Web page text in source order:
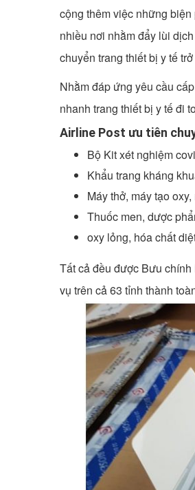
cộng thêm việc những
nhiều nơi nhằm đẩy lùi
chuyển trang thiết bị y tế
Nhằm đáp ứng yêu cầu
nhanh trang thiết bị y tế đi
Airline Post ưu tiên
Bộ Kit xét nghiệm
Khẩu trang kháng
Máy thở, máy tạo
Thuốc men, dược
oxy lỏng, hóa chất
Tất cả đều được Bưu
vụ trên cả 63 tỉnh thành